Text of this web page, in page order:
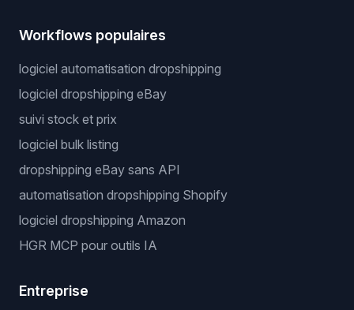
Workflows populaires
logiciel automatisation dropshipping
logiciel dropshipping eBay
suivi stock et prix
logiciel bulk listing
dropshipping eBay sans API
automatisation dropshipping Shopify
logiciel dropshipping Amazon
HGR MCP pour outils IA
Entreprise